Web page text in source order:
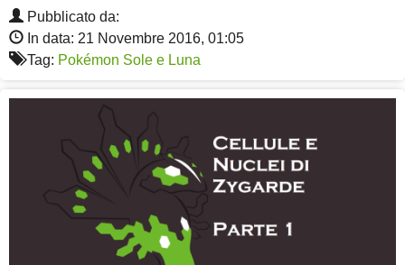
Pubblicato da:
In data: 21 Novembre 2016, 01:05
Tag: Pokémon Sole e Luna